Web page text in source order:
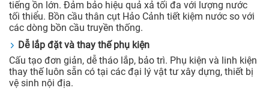
tiếng ồn lớn. Đảm bảo hiệu quả xả tối đa với lượng nước
tối thiểu. Bồn cầu thân cụt Hảo Cảnh tiết kiệm nước so với
các dòng bồn cầu truyền thống.
Dễ lắp đặt và thay thế phụ kiện
Cấu tạo đơn giản, dễ tháo lắp, bảo trì. Phụ kiện và linh kiện
thay thế luôn sẵn có tại các đại lý vật tư xây dựng, thiết bị
vệ sinh nội địa.